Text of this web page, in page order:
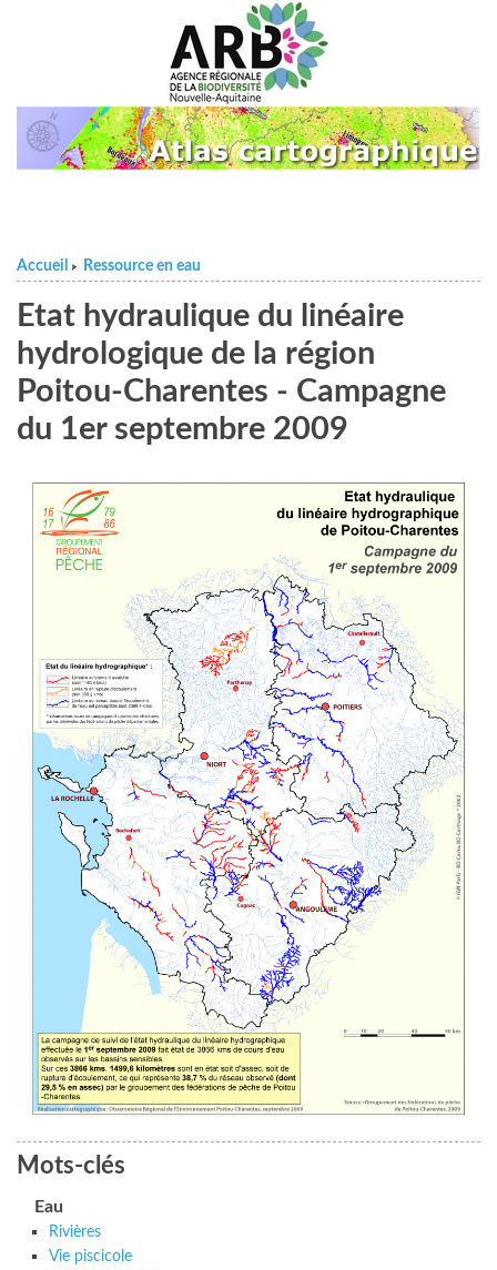
Accueil > Ressource en eau
Etat hydraulique du linéaire
hydrologique de la région
Poitou-Charentes - Campagne
du 1er septembre 2009
Mots-clés
Eau
Rivières
Vie piscicole